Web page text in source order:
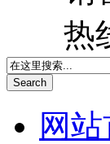
Search
网